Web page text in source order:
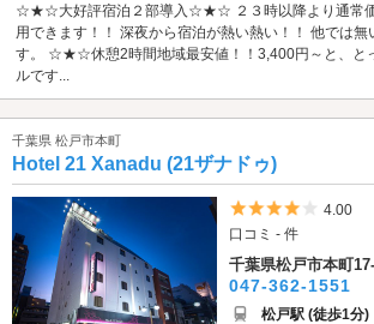
☆★☆大好評宿泊２部導入☆★☆ ２３時以降より通常価
用できます！！ 深夜から宿泊が熱い熱い！！ 他では
す。 ☆★☆休憩2時間地域最安値！！3,400円～と、と
ルです...
千葉県 松戸市本町
Hotel 21 Xanadu (21ザナドゥ)
5つ星
4.00
口コミ - 件
千葉県松戸市本町
047-362-1551
松戸駅 (徒歩1分)